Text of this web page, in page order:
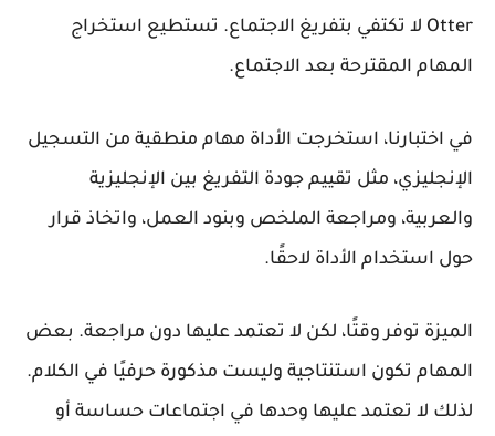
Otter لا تكتفي بتفريغ الاجتماع. تستطيع استخراج
المهام المقترحة بعد الاجتماع.
في اختبارنا، استخرجت الأداة مهام منطقية من التسجيل
الإنجليزي، مثل تقييم جودة التفريغ بين الإنجليزية
والعربية، ومراجعة الملخص وبنود العمل، واتخاذ قرار
حول استخدام الأداة لاحقًا.
الميزة توفر وقتًا، لكن لا تعتمد عليها دون مراجعة. بعض
المهام تكون استنتاجية وليست مذكورة حرفيًا في الكلام.
لذلك لا تعتمد عليها وحدها في اجتماعات حساسة أو